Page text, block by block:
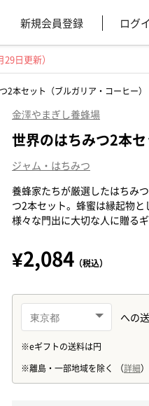
新規会員登録 ログ
日更新）
2本セット（ブルガリア・コーヒー）
金澤やまぎし養蜂場
世界のはちみつ2本セ
ジャム・はちみつ
養蜂家たちが厳選したはちみ
つ2本セット。蜂蜜は縁起物
様々な門出に大切な人に贈る
¥2,084 （税込）